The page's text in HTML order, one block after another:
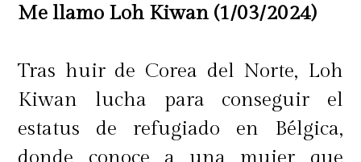
Me llamo Loh Kiwan (1/03/2024)
Tras huir de Corea del Norte, Loh
Kiwan lucha para conseguir el
estatus de refugiado en Bélgica,